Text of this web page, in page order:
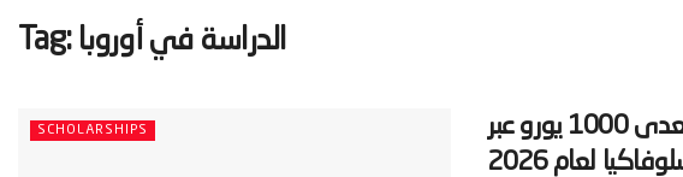
Tag: الدراسة في أوروبا
SCHOLARSHIPS
‫الدراسة في أوروبا براتب شهري يتعدى 1000 يورو عبر